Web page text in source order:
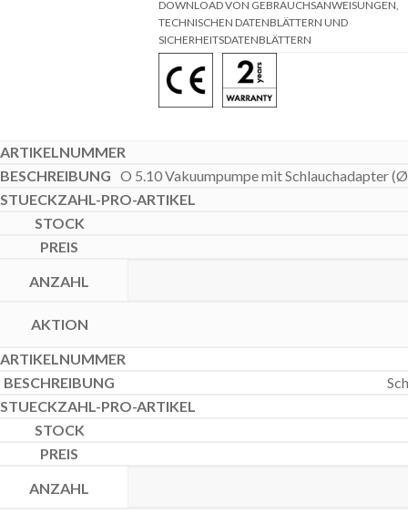
DOWNLOAD VON GEBRAUCHSANWEISUNGEN,
TECHNISCHEN DATENBLÄTTERN UND
SICHERHEITSDATENBLÄTTERN
O 5.10 Vakuumpumpe mit Schlauchadapter